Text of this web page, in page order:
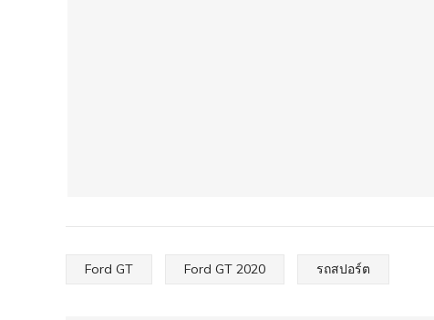
Ford GT Ford GT 2020 รถสปอร์ต